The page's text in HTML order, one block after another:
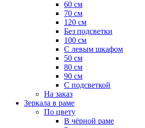
60 см
70 см
120 см
Без подсветки
100 см
С левым шкафом
50 см
80 см
90 см
С подсветкой
На заказ
Зеркала в раме
По цвету
В чёрной раме